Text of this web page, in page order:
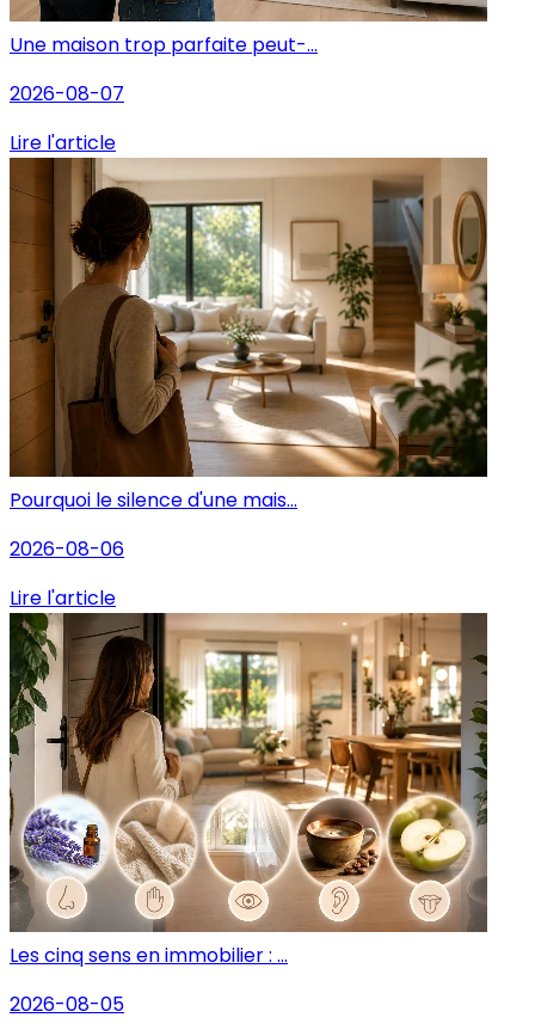
Une maison trop parfaite peut-...
2026-08-07
Lire l'article
Pourquoi le silence d'une mais...
2026-08-06
Lire l'article
Les cinq sens en immobilier : ...
2026-08-05